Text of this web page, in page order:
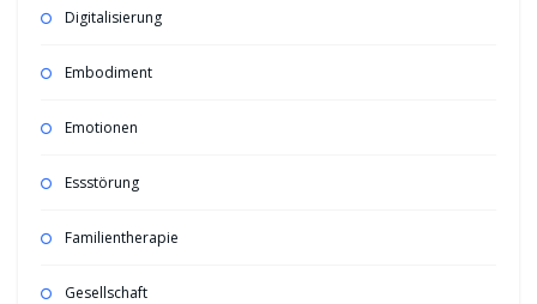
Digitalisierung
Embodiment
Emotionen
Essstörung
Familientherapie
Gesellschaft